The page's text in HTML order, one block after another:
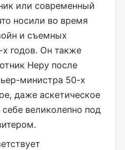
или современный
носили во время
и съемных
годов. Он также
Неру после
министра 50-х
даже аскетическое
великолепно под